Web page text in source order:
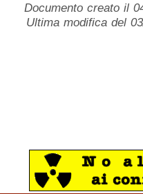
Documento creato il
Ultima modifica del